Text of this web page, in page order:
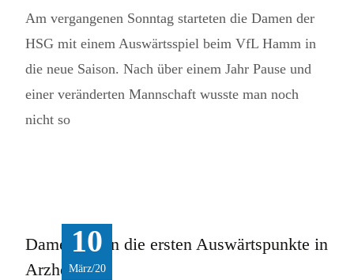
Am vergangenen Sonntag starteten die Damen der
HSG mit einem Auswärtsspiel beim VfL Hamm in
die neue Saison. Nach über einem Jahr Pause und
einer veränderten Mannschaft wusste man noch
nicht so
10
März/20
Damen holen die ersten Auswärtspunkte in
Arzheim